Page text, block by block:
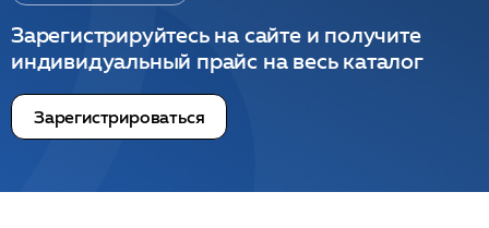
Зарегистрируйтесь на сайте и получите
индивидуальный прайс на весь каталог
Зарегистрироваться